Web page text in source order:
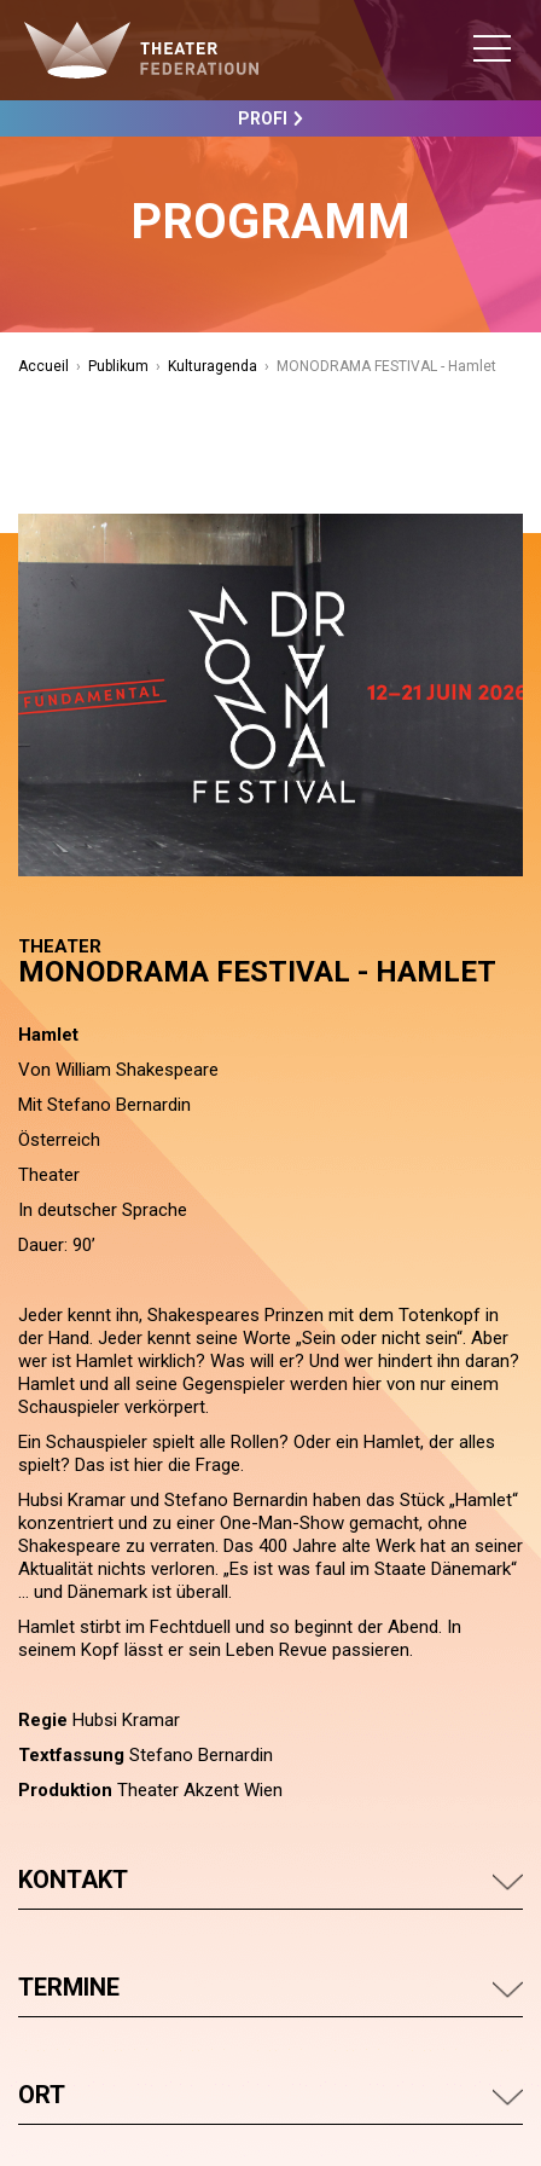
PROFI
PROGRAMM
Accueil › Publikum › Kulturagenda › MONODRAMA FESTIVAL - Hamlet
THEATER
MONODRAMA FESTIVAL - HAMLET
Hamlet
Von William Shakespeare
Mit Stefano Bernardin
Österreich
Theater
In deutscher Sprache
Dauer: 90’
Jeder kennt ihn, Shakespeares Prinzen mit dem Totenkopf in
der Hand. Jeder kennt seine Worte „Sein oder nicht sein“. Aber
wer ist Hamlet wirklich? Was will er? Und wer hindert ihn daran?
Hamlet und all seine Gegenspieler werden hier von nur einem
Schauspieler verkörpert.
Ein Schauspieler spielt alle Rollen? Oder ein Hamlet, der alles
spielt? Das ist hier die Frage.
Hubsi Kramar und Stefano Bernardin haben das Stück „Hamlet“
konzentriert und zu einer One-Man-Show gemacht, ohne
Shakespeare zu verraten. Das 400 Jahre alte Werk hat an seiner
Aktualität nichts verloren. „Es ist was faul im Staate Dänemark“
… und Dänemark ist überall.
Hamlet stirbt im Fechtduell und so beginnt der Abend. In
seinem Kopf lässt er sein Leben Revue passieren.
Regie Hubsi Kramar
Textfassung Stefano Bernardin
Produktion Theater Akzent Wien
KONTAKT
TERMINE
ORT